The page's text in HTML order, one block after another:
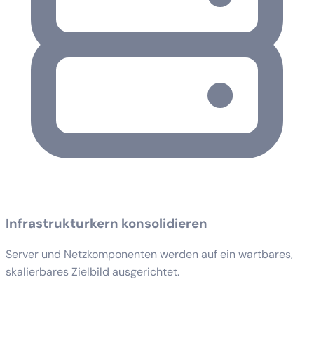
Infrastrukturkern konsolidieren
Server und Netzkomponenten werden auf ein wartbares,
skalierbares Zielbild ausgerichtet.